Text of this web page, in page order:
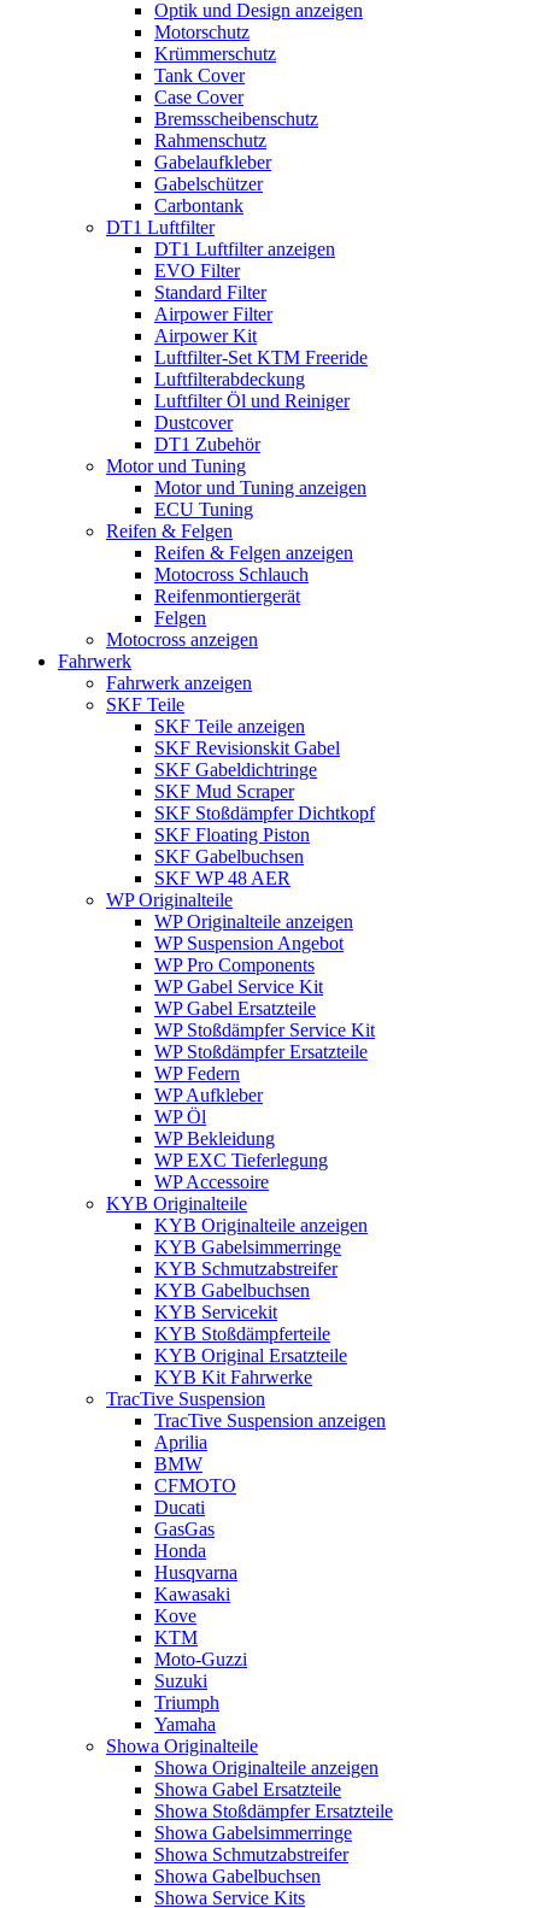
Optik und Design anzeigen
Motorschutz
Krümmerschutz
Tank Cover
Case Cover
Bremsscheibenschutz
Rahmenschutz
Gabelaufkleber
Gabelschützer
Carbontank
DT1 Luftfilter
DT1 Luftfilter anzeigen
EVO Filter
Standard Filter
Airpower Filter
Airpower Kit
Luftfilter-Set KTM Freeride
Luftfilterabdeckung
Luftfilter Öl und Reiniger
Dustcover
DT1 Zubehör
Motor und Tuning
Motor und Tuning anzeigen
ECU Tuning
Reifen & Felgen
Reifen & Felgen anzeigen
Motocross Schlauch
Reifenmontiergerät
Felgen
Motocross anzeigen
Fahrwerk
Fahrwerk anzeigen
SKF Teile
SKF Teile anzeigen
SKF Revisionskit Gabel
SKF Gabeldichtringe
SKF Mud Scraper
SKF Stoßdämpfer Dichtkopf
SKF Floating Piston
SKF Gabelbuchsen
SKF WP 48 AER
WP Originalteile
WP Originalteile anzeigen
WP Suspension Angebot
WP Pro Components
WP Gabel Service Kit
WP Gabel Ersatzteile
WP Stoßdämpfer Service Kit
WP Stoßdämpfer Ersatzteile
WP Federn
WP Aufkleber
WP Öl
WP Bekleidung
WP EXC Tieferlegung
WP Accessoire
KYB Originalteile
KYB Originalteile anzeigen
KYB Gabelsimmerringe
KYB Schmutzabstreifer
KYB Gabelbuchsen
KYB Servicekit
KYB Stoßdämpferteile
KYB Original Ersatzteile
KYB Kit Fahrwerke
TracTive Suspension
TracTive Suspension anzeigen
Aprilia
BMW
CFMOTO
Ducati
GasGas
Honda
Husqvarna
Kawasaki
Kove
KTM
Moto-Guzzi
Suzuki
Triumph
Yamaha
Showa Originalteile
Showa Originalteile anzeigen
Showa Gabel Ersatzteile
Showa Stoßdämpfer Ersatzteile
Showa Gabelsimmerringe
Showa Schmutzabstreifer
Showa Gabelbuchsen
Showa Service Kits